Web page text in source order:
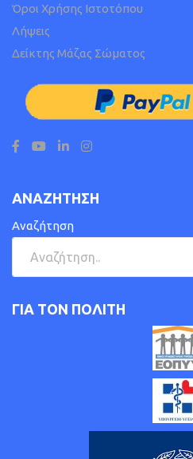
Όροι Χρήσης Ιστοτόπου
Λήψεις
Δείκτης Μάζας Σώματος
ΑΝΑΖΗΤΗΣΗ
Αναζήτηση
ΓΙΑ ΤΟΝ ΠΟΛΙΤΗ